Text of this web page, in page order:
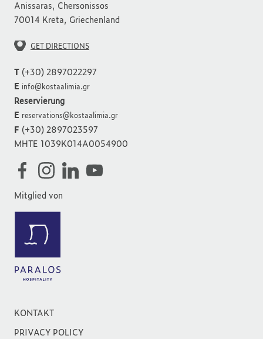
Anissaras, Chersonissos
70014 Kreta, Griechenland
GET DIRECTIONS
T (+30) 2897022297
E info@kostaalimia.gr
Reservierung
E reservations@kostaalimia.gr
F (+30) 2897023597
MHTE 1039K014A0054900
Mitglied von
KONTAKT
PRIVACY POLICY